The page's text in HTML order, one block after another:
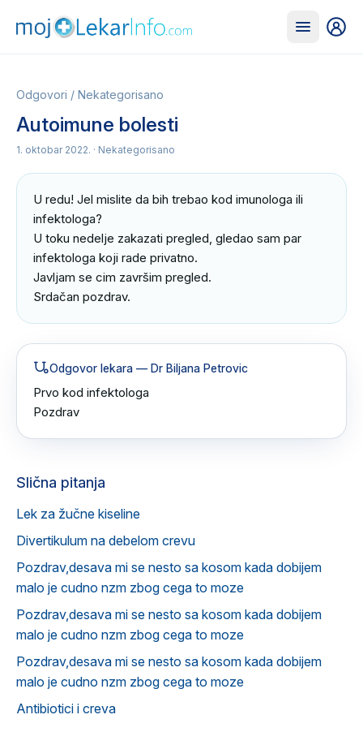
Odgovori / Nekategorisano
Autoimune bolesti
1. oktobar 2022. · Nekategorisano
U redu! Jel mislite da bih trebao kod imunologa ili
infektologa?
U toku nedelje zakazati pregled, gledao sam par
infektologa koji rade privatno.
Javljam se cim završim pregled.
Srdačan pozdrav.
Odgovor lekara — Dr Biljana Petrovic
Prvo kod infektologa
Pozdrav
Slična pitanja
Lek za žučne kiseline
Divertikulum na debelom crevu
Pozdrav,desava mi se nesto sa kosom kada dobijem
malo je cudno nzm zbog cega to moze
Pozdrav,desava mi se nesto sa kosom kada dobijem
malo je cudno nzm zbog cega to moze
Pozdrav,desava mi se nesto sa kosom kada dobijem
malo je cudno nzm zbog cega to moze
Antibiotici i creva